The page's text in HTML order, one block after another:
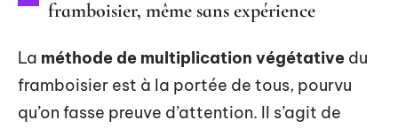
framboisier, même sans expérience
La méthode de multiplication végétative du
framboisier est à la portée de tous, pourvu
qu’on fasse preuve d’attention. Il s’agit de